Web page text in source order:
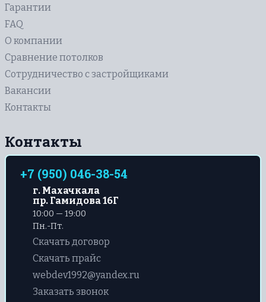
Гарантии
FAQ
О компании
Сравнение потолков
Сотрудничество с застройщиками
Вакансии
Контакты
Контакты
+7 (950) 046-38-54
г. Махачкала
пр. Гамидова 16Г
10:00 — 19:00
Пн.-Пт.
Скачать договор
Скачать прайс
webdev1992@yandex.ru
Заказать звонок